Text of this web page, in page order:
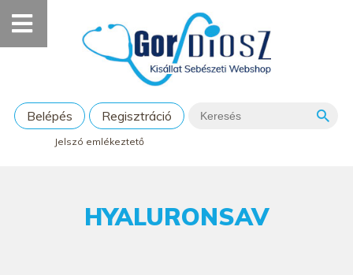
Belépés Regisztráció
Jelszó emlékeztető
HYALURONSAV